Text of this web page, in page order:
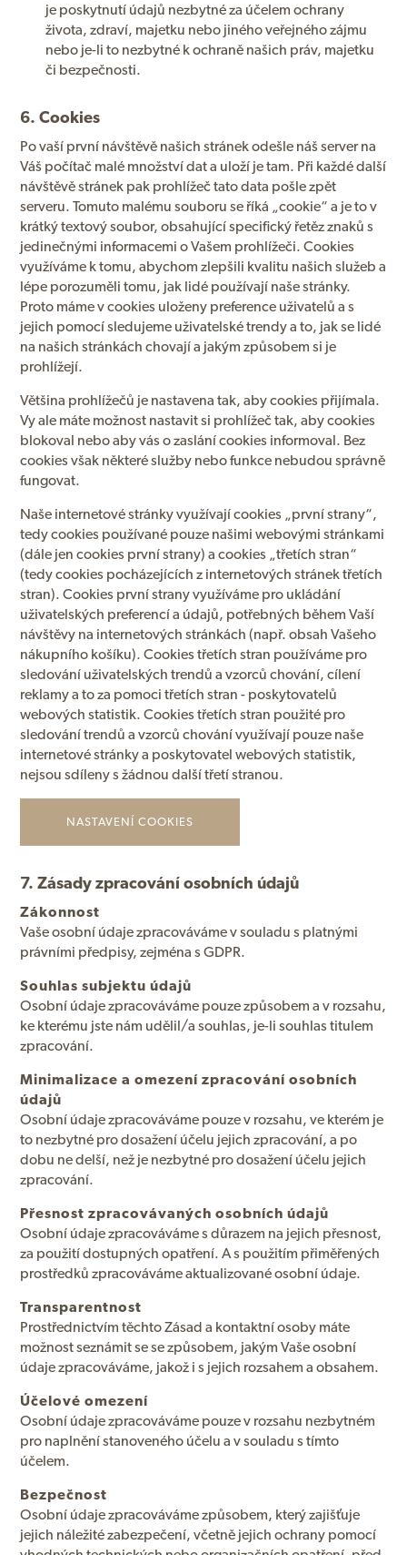
je poskytnutí údajů nezbytné za účelem ochrany
života, zdraví, majetku nebo jiného veřejného zájmu
nebo je-li to nezbytné k ochraně našich práv, majetku
či bezpečnosti.
6. Cookies
Po vaší první návštěvě našich stránek odešle náš server na
Váš počítač malé množství dat a uloží je tam. Při každé další
návštěvě stránek pak prohlížeč tato data pošle zpět
serveru. Tomuto malému souboru se říká „cookie“ a je to v
krátký textový soubor, obsahující specifický řetěz znaků s
jedinečnými informacemi o Vašem prohlížeči. Cookies
využíváme k tomu, abychom zlepšili kvalitu našich služeb a
lépe porozuměli tomu, jak lidé používají naše stránky.
Proto máme v cookies uloženy preference uživatelů a s
jejich pomocí sledujeme uživatelské trendy a to, jak se lidé
na našich stránkách chovají a jakým způsobem si je
prohlížejí.
Většina prohlížečů je nastavena tak, aby cookies přijímala.
Vy ale máte možnost nastavit si prohlížeč tak, aby cookies
blokoval nebo aby vás o zaslání cookies informoval. Bez
cookies však některé služby nebo funkce nebudou správně
fungovat.
Naše internetové stránky využívají cookies „první strany“,
tedy cookies používané pouze našimi webovými stránkami
(dále jen cookies první strany) a cookies „třetích stran“
(tedy cookies pocházejících z internetových stránek třetích
stran). Cookies první strany využíváme pro ukládání
uživatelských preferencí a údajů, potřebných během Vaší
návštěvy na internetových stránkách (např. obsah Vašeho
nákupního košíku). Cookies třetích stran používáme pro
sledování uživatelských trendů a vzorců chování, cílení
reklamy a to za pomoci třetích stran - poskytovatelů
webových statistik. Cookies třetích stran použité pro
sledování trendů a vzorců chování využívají pouze naše
internetové stránky a poskytovatel webových statistik,
nejsou sdíleny s žádnou další třetí stranou.
NASTAVENÍ COOKIES
7. Zásady zpracování osobních údajů
Zákonnost
Vaše osobní údaje zpracováváme v souladu s platnými
právními předpisy, zejména s GDPR.
Souhlas subjektu údajů
Osobní údaje zpracováváme pouze způsobem a v rozsahu,
ke kterému jste nám udělil/a souhlas, je-li souhlas titulem
zpracování.
Minimalizace a omezení zpracování osobních
údajů
Osobní údaje zpracováváme pouze v rozsahu, ve kterém je
to nezbytné pro dosažení účelu jejich zpracování, a po
dobu ne delší, než je nezbytné pro dosažení účelu jejich
zpracování.
Přesnost zpracovávaných osobních údajů
Osobní údaje zpracováváme s důrazem na jejich přesnost,
za použití dostupných opatření. A s použitím přiměřených
prostředků zpracováváme aktualizované osobní údaje.
Transparentnost
Prostřednictvím těchto Zásad a kontaktní osoby máte
možnost seznámit se se způsobem, jakým Vaše osobní
údaje zpracováváme, jakož i s jejich rozsahem a obsahem.
Účelové omezení
Osobní údaje zpracováváme pouze v rozsahu nezbytném
pro naplnění stanoveného účelu a v souladu s tímto
účelem.
Bezpečnost
Osobní údaje zpracováváme způsobem, který zajišťuje
jejich náležité zabezpečení, včetně jejich ochrany pomocí